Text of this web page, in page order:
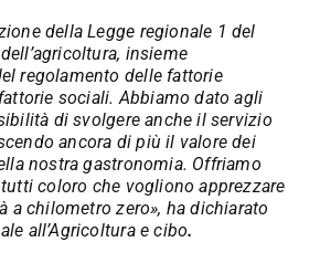
della Legge regionale 1 del
insieme
regolamento delle fattorie
sociali. Abbiamo dato agli
di svolgere anche il servizio
ancora di più il valore dei
nostra gastronomia. Offriamo
coloro che vogliono apprezzare
a chilometro zero», ha dichiarato
all’Agricoltura e cibo.